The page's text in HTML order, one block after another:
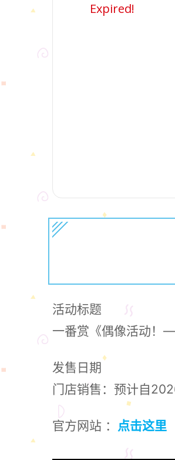
Expired!
活动标题
一番赏《偶像活动
发售日期
门店销售：预计自
官方网站 ： 点击这里